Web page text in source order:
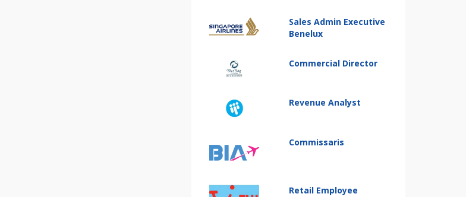
Sales Admin Executive
Benelux
Commercial Director
Revenue Analyst
Commissaris
Retail Employee